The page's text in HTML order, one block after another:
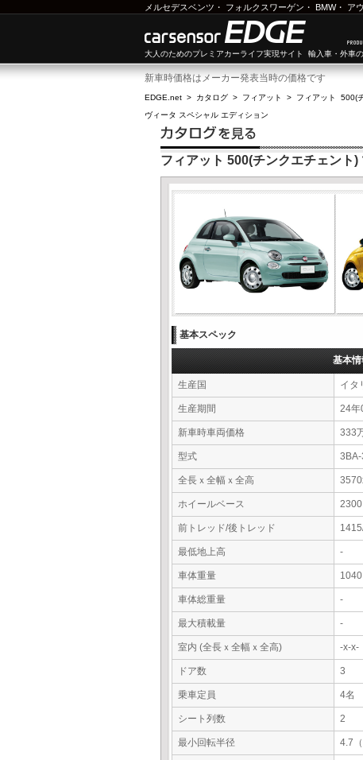
メルセデスベンツ ・ フォルクスワーゲン ・ BMW・ ア
大人のためのプレミアカーライフ実現サイト 輸入車・外車
新車時価格はメーカー発表当時の価格です
EDGE.net > カタログ > フィアット > フィアット 500(
ヴィータ スペシャル エディション
フィアット 500(チンクエチェント
基本スペック
基本情
生産国 イタ
生産期間 24年
新車時車両価格 333
型式
全長ｘ全幅ｘ全高
ホイールベース 2300
前トレッド/後トレッド
最低地上高 -
車体重量 1040
車体総重量 -
最大積載量 -
室内 (全長ｘ全幅ｘ全高) -x-x-
ドア数 3
乗車定員 4名
シート列数 2
最小回転半径 4.7（